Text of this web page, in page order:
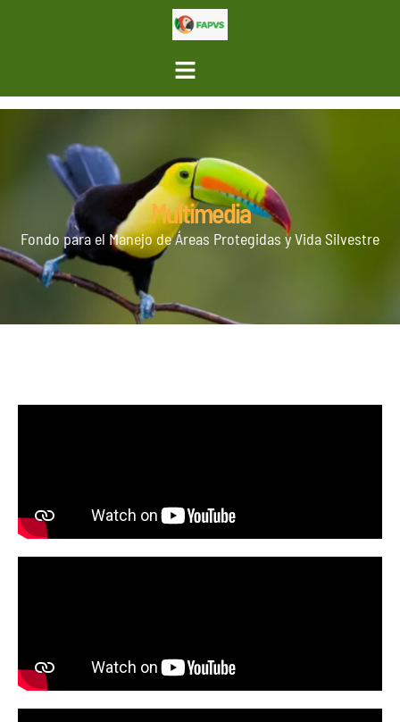
Multimedia
Fondo para el Manejo de Áreas Protegidas y Vida Silvestre